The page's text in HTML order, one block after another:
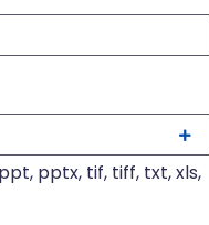
pptx, tif, tiff, txt, xls,